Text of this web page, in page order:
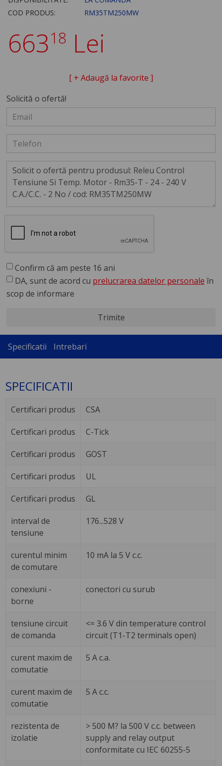
COD PRODUS:
RM35TM250MW
66318 Lei
[ + Adaugă la favorite ]
Solicită o ofertă!
Confirm că am peste 16 ani
DA, sunt de acord cu prelucrarea datelor personale în
scop de informare
Trimite
Specificatii Intrebari
SPECIFICATII
Certificari produs CSA
Certificari produs C-Tick
Certificari produs GOST
Certificari produs UL
Certificari produs GL
interval de
tensiune
176...528 V
curentul minim
de comutare
10 mA la 5 V c.c.
conexiuni -
borne
conectori cu surub
tensiune circuit
de comanda
<= 3.6 V din temperature control
circuit (T1-T2 terminals open)
curent maxim de
comutatie
5 A c.a.
curent maxim de
comutatie
5 A c.c.
rezistenta de
izolatie
> 500 M? la 500 V c.c. between
supply and relay output
conformitate cu IEC 60255-5